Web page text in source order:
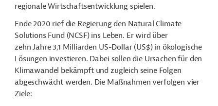
regionale Wirtschaftsentwicklung spielen.
Ende 2020 rief die Regierung den Natural Climate
Solutions Fund (NCSF) ins Leben. Er wird über
zehn Jahre 3,1 Milliarden US-Dollar (US$) in ökologische
Lösungen investieren. Dabei sollen die Ursachen für den
Klimawandel bekämpft und zugleich seine Folgen
abgeschwächt werden. Die Maßnahmen verfolgen vier
Ziele: